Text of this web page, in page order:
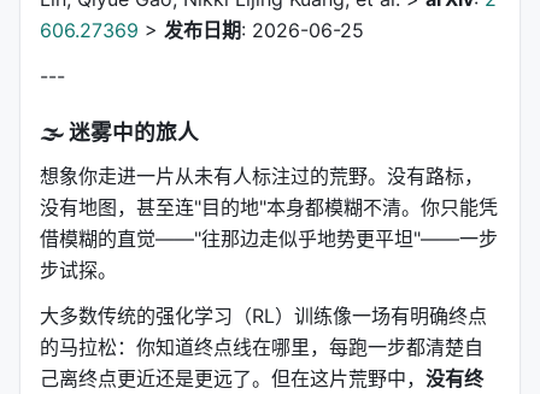
606.27369 > 发布日期: 2026-06-25
---
🌫️ 迷雾中的旅人
想象你走进一片从未有人标注过的荒野。没有路标，
没有地图，甚至连"目的地"本身都模糊不清。你只能凭
借模糊的直觉——"往那边走似乎地势更平坦"——一步
步试探。
大多数传统的强化学习（RL）训练像一场有明确终点
的马拉松：你知道终点线在哪里，每跑一步都清楚自
己离终点更近还是更远了。但在这片荒野中， 没有终